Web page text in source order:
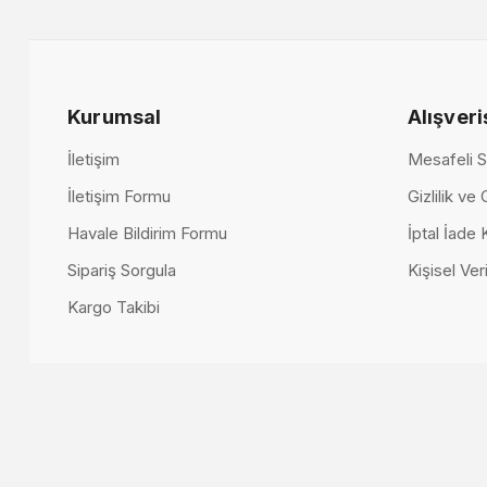
Ütopya TV Ünitesi
87.000,00 TL 66.500,00 TL
Kurumsal
İletişim
İletişim Formu
Havale Bildirim Formu
Sipariş Sorgula
Kargo Takibi
Mesafeli
Gizlilik ve
İptal İade
Kişisel